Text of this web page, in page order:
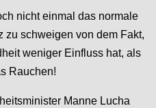
nicht einmal das normale
zu schweigen von dem Fakt,
weniger Einfluss hat, als
Rauchen!
Manne Lucha